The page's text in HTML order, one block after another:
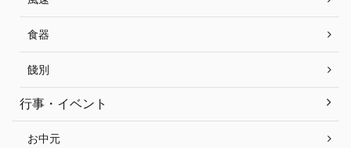
食器
餞別
行事・イベント
お中元